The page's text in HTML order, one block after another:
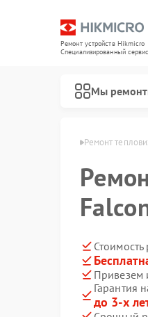
Ремонт устройств Hikmicro
Специализированный
Мы
Ремонт
Привезем
Гарантия
до 3-х